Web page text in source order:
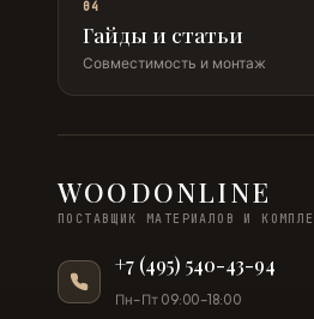
04
Гайды и статьи
Совместимость и монтаж
WOODONLINE
ПОСТАВЩИК МАТЕРИАЛОВ И
+7 (495) 540-43-94
Пн–Пт 09:00–18:00